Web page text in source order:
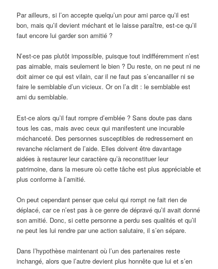
Par ailleurs, si l’on accepte quelqu’un pour ami parce qu’il est
bon, mais qu’il devient méchant et le laisse paraître, est-ce qu’il
faut encore lui garder son amitié ?
N’est-ce pas plutôt impossible, puisque tout indifféremment n’est
pas aimable, mais seulement le bien ? Du reste, on ne peut ni ne
doit aimer ce qui est vilain, car il ne faut pas s’encanailler ni se
faire le semblable d’un vicieux. Or on l’a dit : le semblable est
ami du semblable.
Est-ce alors qu’il faut rompre d’emblée ? Sans doute pas dans
tous les cas, mais avec ceux qui manifestent une incurable
méchanceté. Des personnes susceptibles de redressement en
revanche réclament de l’aide. Elles doivent être davantage
aidées à restaurer leur caractère qu’à reconstituer leur
patrimoine, dans la mesure où cette tâche est plus appréciable et
plus conforme à l’amitié.
On peut cependant penser que celui qui rompt ne fait rien de
déplacé, car ce n’est pas à ce genre de dépravé qu’il avait donné
son amitié. Donc, si cette personne a perdu ses qualités et qu’il
ne peut les lui rendre par une action salutaire, il s’en sépare.
Dans l’hypothèse maintenant où l’un des partenaires reste
inchangé, alors que l’autre devient plus honnête que lui et s’en